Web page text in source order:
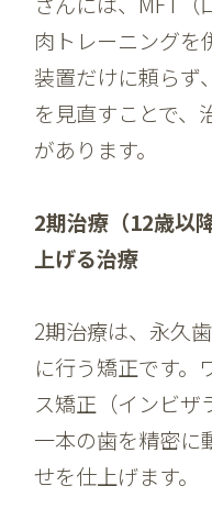
肉トレーニングを
装置だけに頼らず
を見直すことで、
があります。
2期治療（12歳以
上げる治療
2期治療は、永久
に行う矯正です。
ス矯正（インビザ
一本の歯を精密に
せを仕上げます。